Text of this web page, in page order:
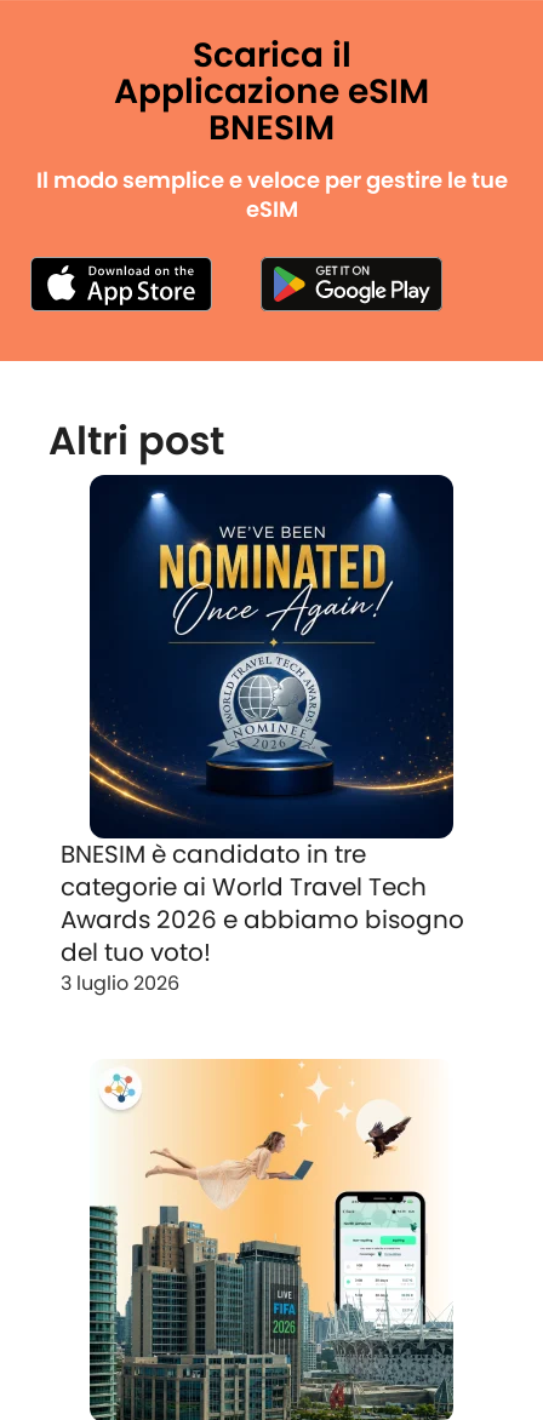
Scarica il
Applicazione eSIM
BNESIM
Il modo semplice e veloce per gestire le tue
eSIM
Altri post
BNESIM è candidato in tre
categorie ai World Travel Tech
Awards 2026 e abbiamo bisogno
del tuo voto!
3 luglio 2026